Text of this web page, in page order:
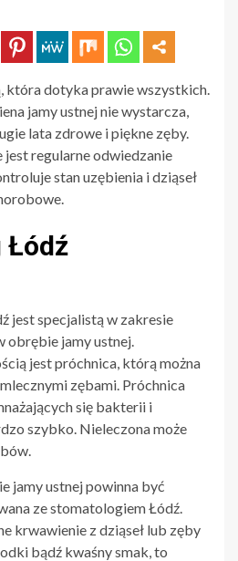
która dotyka prawie wszystkich.
jamy ustnej nie wystarcza,
lata zdrowe i piękne zęby.
regularne odwiedzanie
stan uzębienia i dziąseł
Łódź
jest specjalistą w zakresie
obrębie jamy ustnej.
jest próchnica, którą można
zębami. Próchnica
się bakterii i
szybko. Nieleczona może
jamy ustnej powinna być
ze stomatologiem Łódź.
krwawienie z dziąseł lub zęby
bądź kwaśny smak, to